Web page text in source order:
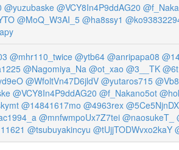
@yuzubaske @VCY8In4P9ddAG20
@MoQ_W3AI_5 @ha8ssy1
@mhr110_twice @ytb64 @anripapa08
@Nagomiya_Na @ot_xao @3__TK
@WfoltVn47D6jldV @yutaros715
@VCY8In4P9ddAG20 @f_Nakano5ot
@14841617mo @4963rex
@mnfwmpoUx7Z7tei @naosukeT_
@tsubuyakincyu @tUjjTODWvxo2kaY